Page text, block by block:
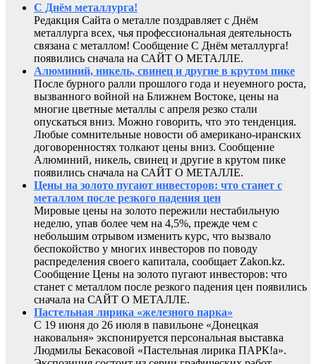
С Днём металлурга!
Редакция Сайта о металле поздравляет с Днём
металлурга всех, чья профессиональная деятельность
связана с металлом! Сообщение С Днём металлурга!
появились сначала на САЙТ О МЕТАЛЛЕ.
Алюминий, никель, свинец и другие в крутом пике
После бурного ралли прошлого года и неуемного роста,
вызванного войной на Ближнем Востоке, цены на
многие цветные металлы с апреля резко стали
опускаться вниз. Можно говорить, что это тенденция.
Любые сомнительные новости об американо-иранских
договоренностях толкают цены вниз. Сообщение
Алюминий, никель, свинец и другие в крутом пике
появились сначала на САЙТ О МЕТАЛЛЕ.
Цены на золото пугают инвесторов: что станет с
металлом после резкого падения цен
Мировые цены на золото пережили нестабильную
неделю, упав более чем на 4,5%, прежде чем с
небольшим отрывом изменить курс, что вызвало
беспокойство у многих инвесторов по поводу
распределения своего капитала, сообщает Zakon.kz.
Сообщение Цены на золото пугают инвесторов: что
станет с металлом после резкого падения цен появились
сначала на САЙТ О МЕТАЛЛЕ.
Пастельная лирика «железного парка»
С 19 июня до 26 июля в павильоне «Донецкая
наковальня» экспонируется персональная выставка
Людмилы Бекасовой «Пастельная лирика ПАРК!а».